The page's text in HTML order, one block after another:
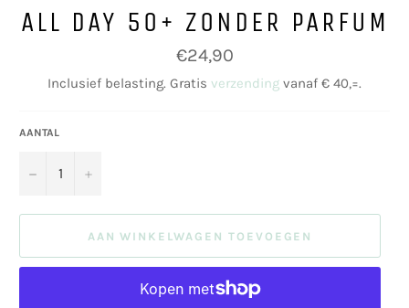
ALL DAY 50+ ZONDER PARFUM
Normale
prijs
€24,90
Inclusief belasting. Gratis verzending vanaf € 40,=.
AANTAL
− +
AAN WINKELWAGEN TOEVOEGEN